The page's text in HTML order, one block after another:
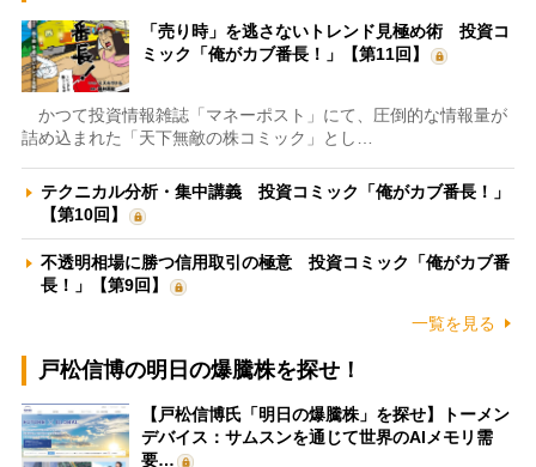
「売り時」を逃さないトレンド見極め術 投資コ
ミック「俺がカブ番長！」【第11回】
かつて投資情報雑誌「マネーポスト」にて、圧倒的な情報量が
詰め込まれた「天下無敵の株コミック」とし…
テクニカル分析・集中講義 投資コミック「俺がカブ番長！」
【第10回】
不透明相場に勝つ信用取引の極意 投資コミック「俺がカブ番
長！」【第9回】
一覧を見る
戸松信博の明日の爆騰株を探せ！
【戸松信博氏「明日の爆騰株」を探せ】トーメン
デバイス：サムスンを通じて世界のAIメモリ需
要…